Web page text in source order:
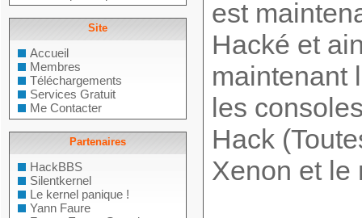
Site
Accueil
Membres
Téléchargements
Services Gratuit
Me Contacter
Partenaires
HackBBS
Silentkernel
Le kernel panique !
Yann Faure
est
Hacké et
maintenant
les
Hack
Xenon et le